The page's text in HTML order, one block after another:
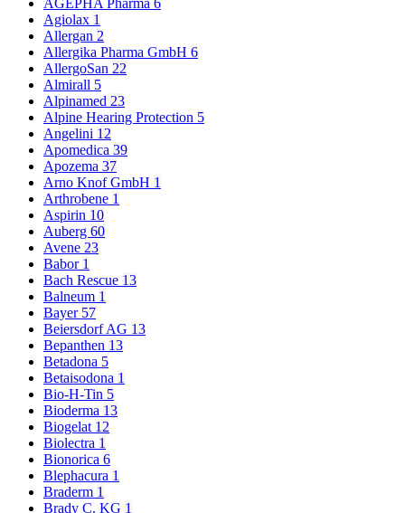
AGEPHA Pharma 6
Agiolax 1
Allergan 2
Allergika Pharma GmbH 6
AllergoSan 22
Almirall 5
Alpinamed 23
Alpine Hearing Protection 5
Angelini 12
Apomedica 39
Apozema 37
Arno Knof GmbH 1
Arthrobene 1
Aspirin 10
Auberg 60
Avene 23
Babor 1
Bach Rescue 13
Balneum 1
Bayer 57
Beiersdorf AG 13
Bepanthen 13
Betadona 5
Betaisodona 1
Bio-H-Tin 5
Bioderma 13
Biogelat 12
Biolectra 1
Bionorica 6
Blephacura 1
Braderm 1
Brady C. KG 1